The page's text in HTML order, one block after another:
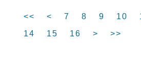
<< < 7 8 9 10
14
15 16 > >>